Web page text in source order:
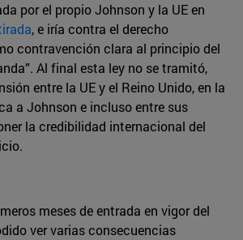
por el propio Johnson y la UE en
, e iría contra el derecho
contravención clara al principio del
Al final esta ley no se tramitó,
entre la UE y el Reino Unido, en la
a Johnson e incluso entre sus
la credibilidad internacional del
meses de entrada en vigor del
ver varias consecuencias